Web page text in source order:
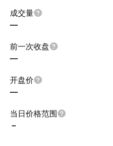
成交量
—
前一次收盘
—
开盘价
—
当日价格范围
–